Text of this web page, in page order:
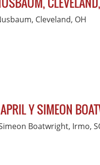
Cleveland, OH
Y SIMEON
Boatwright, Irmo,